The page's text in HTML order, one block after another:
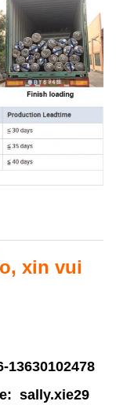
xin vui
13630102478
sally.xie29